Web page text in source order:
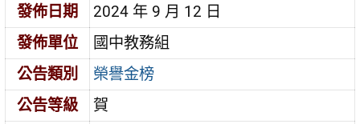
發佈日期
2024 年 9 月 12 日
發佈單位
國中教務組
公告類別
榮譽金榜
公告等級
賀